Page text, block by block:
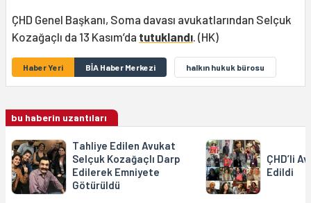
ÇHD Genel Başkanı, Soma davası avukatlarından Selçuk
Kozağaçlı da 13 Kasım’da tutuklandı. (HK)
Haber Yeri BİA Haber Merkezi halkın hukuk bürosu
bu haberin uzantıları
Tahliye Edilen Avukat
Selçuk Kozağaçlı Darp
Edilerek Emniyete
Götürüldü
ÇHD’li
Edildi